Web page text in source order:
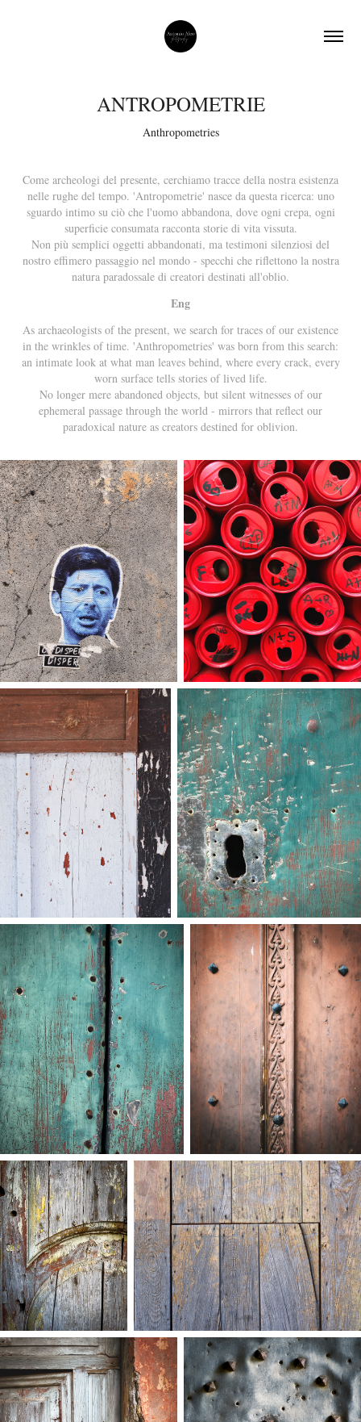
ANTROPOMETRIE
Anthropometries
Come archeologi del presente, cerchiamo tracce della nostra esistenza
nelle rughe del tempo. 'Antropometrie' nasce da questa ricerca: uno
sguardo intimo su ciò che l'uomo abbandona, dove ogni crepa, ogni
superficie consumata racconta storie di vita vissuta.
Non più semplici oggetti abbandonati, ma testimoni silenziosi del
nostro effimero passaggio nel mondo - specchi che riflettono la nostra
natura paradossale di creatori destinati all'oblio.
Eng
As archaeologists of the present, we search for traces of our existence
in the wrinkles of time. 'Anthropometries' was born from this search:
an intimate look at what man leaves behind, where every crack, every
worn surface tells stories of lived life.
No longer mere abandoned objects, but silent witnesses of our
ephemeral passage through the world - mirrors that reflect our
paradoxical nature as creators destined for oblivion.